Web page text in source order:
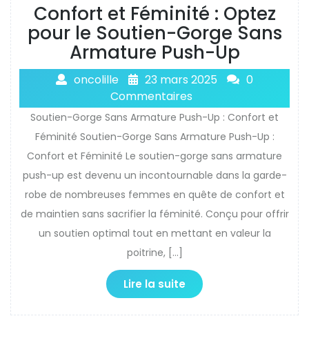
Confort et Féminité : Optez
pour le Soutien-Gorge Sans
Armature Push-Up
oncolille 23 mars 2025
0
Commentaires
Soutien-Gorge Sans Armature Push-Up : Confort et
Féminité Soutien-Gorge Sans Armature Push-Up :
Confort et Féminité Le soutien-gorge sans armature
push-up est devenu un incontournable dans la garde-
robe de nombreuses femmes en quête de confort et
de maintien sans sacrifier la féminité. Conçu pour offrir
un soutien optimal tout en mettant en valeur la
poitrine, […]
Lire la suite